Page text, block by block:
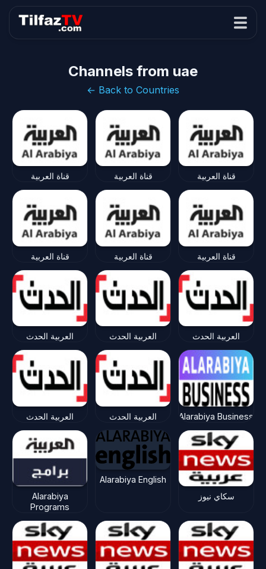
Channels from uae
← Back to Countries
قناة العربية قناة العربية قناة العربية
قناة العربية قناة العربية قناة العربية
العربية الحدث العربية الحدث العربية الحدث
العربية الحدث العربية الحدث Alarabiya Business
Alarabiya
Programs
Alarabiya English
سكاي نيوز